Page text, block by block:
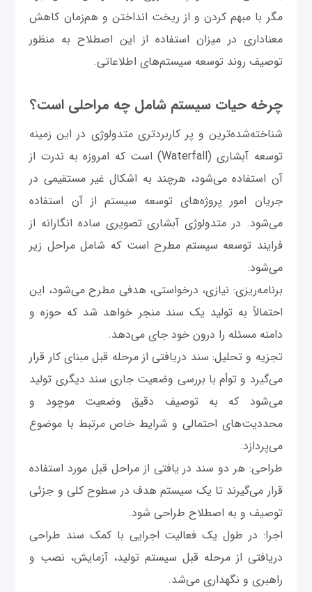
مگر با مبهم کردن و از ریخت انداختن و هم‌زمان کاهش
معناداری در میزان استفاده از این اصطلاح به منظور
توصیف روند توسعه سیستم‌های اطلاعاتی.
چرخه حیات سیستم شامل چه مراحلی است؟
شناخته‌شده‌ترین و پر کاربردتری متدولوژی در این زمینه
توسعه آبشاری (Waterfall) است که امروزه به ندرت از
آن استفاده می‌شود، هرچند به اشکال غیر مستقیمی در
جریان امور پروژه‌های توسعه سیستم از آن استفاده
می‌شود. در متدولوژی آبشاری تصویری ساده انگارانه از
فرایند توسعه سیستم مطرح است که شامل مراحل زیر
می‌شود:
برنامه‌ریزی: نیازی، درخواستی، هدفی مطرح می‌شود، این
احتمالاً به تولید یک سند منجر خواهد شد که حوزه و
دامنه مسئله را درون خود جای می‌دهد.
تجزیه و تحلیل: سند دریافتی از مرحله قبل مبنای کار قرار
می‌گیرد و توأم با بررسی وضعیت جاری سند دیگری تولید
می‌شود که به توصیف دقیق وضعیت موچود و
محددیت‌های احتمالی و شرایط خاص مرتبط با موضوع
می‌پردازد.
طراحی: هر دو سند در یافتی از مراحل قبل مورد استفاده
قرار می‌گیرند تا یک سیستم هدف در سطوح کلی و جزئی
توصیف و به اصطلاح طراحی شود.
اجرا: در طول یک فعالیت اجرایی با کمک سند طراحی
دریافتی از مرحله قبل سیستم تولید، آزمایش، نصب و
راهبری و نگهداری می‌شد.